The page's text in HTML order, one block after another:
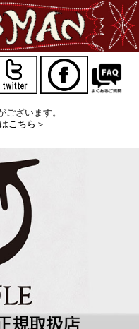
ざいます。
こちら＞